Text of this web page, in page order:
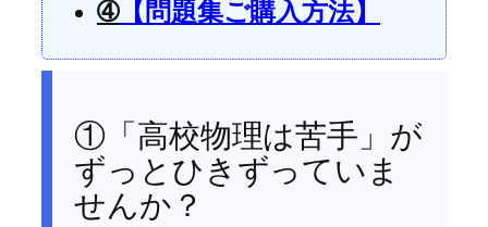
➃【問題集ご購入方法】
①「高校物理は苦手」が
ずっとひきずっていま
せんか？